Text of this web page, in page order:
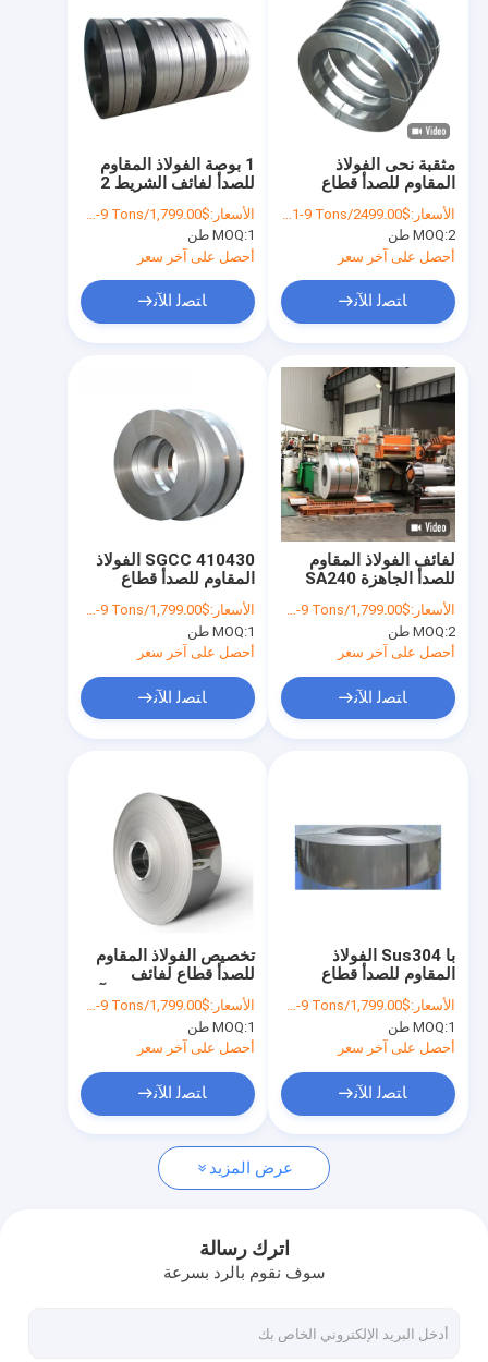
معلومات عنا
جولة في المعمل
اتصل بنا
أخبار
حالات
لفائف الصلب المدرفلة على الساخن
لفائف قطاع الفولاذ المقاوم للصدأ
لفائف سبائك الصلب
1 بوصة الفولاذ المقاوم
للصدأ لفائف الشريط 2
رقم 1 زلة الحافة
الأسعار:$1,799.00/Tons 1-9 Tons
MOQ:1 طن
أحصل على آخر سعر
ﺎﺘﺼﻟ ﺍﻶﻧ
مثقبة نحى الفولاذ
المقاوم للصدأ قطاع
A240M JIS201 321
0.2 * 1500mm
الأسعار:$2499.00/Tons 1-9 Tons
MOQ:2 طن
أحصل على آخر سعر
ﺎﺘﺼﻟ ﺍﻶﻧ
410430 SGCC الفولاذ
المقاوم للصدأ قطاع
301309S 409L 410S
الأسعار:$1,799.00/Tons 1-9 Tons
MOQ:1 طن
أحصل على آخر سعر
ﺎﺘﺼﻟ ﺍﻶﻧ
لفائف الفولاذ المقاوم
للصدأ الجاهزة SA240
S31254 0.2 - 40 مم
الأسعار:$1,799.00/Tons 1-9 Tons
MOQ:2 طن
أحصل على آخر سعر
ﺎﺘﺼﻟ ﺍﻶﻧ
تخصيص الفولاذ المقاوم
للصدأ قطاع لفائف
ديكور
الأسعار:$1,799.00/Tons 1-9 Tons
MOQ:1 طن
أحصل على آخر سعر
ﺎﺘﺼﻟ ﺍﻶﻧ
با Sus304 الفولاذ
المقاوم للصدأ قطاع
304N 310S
الأسعار:$1,799.00/Tons 1-9 Tons
MOQ:1 طن
أحصل على آخر سعر
ﺎﺘﺼﻟ ﺍﻶﻧ
عرض المزيد
اترك رسالة
سوف نقوم بالرد بسرعة